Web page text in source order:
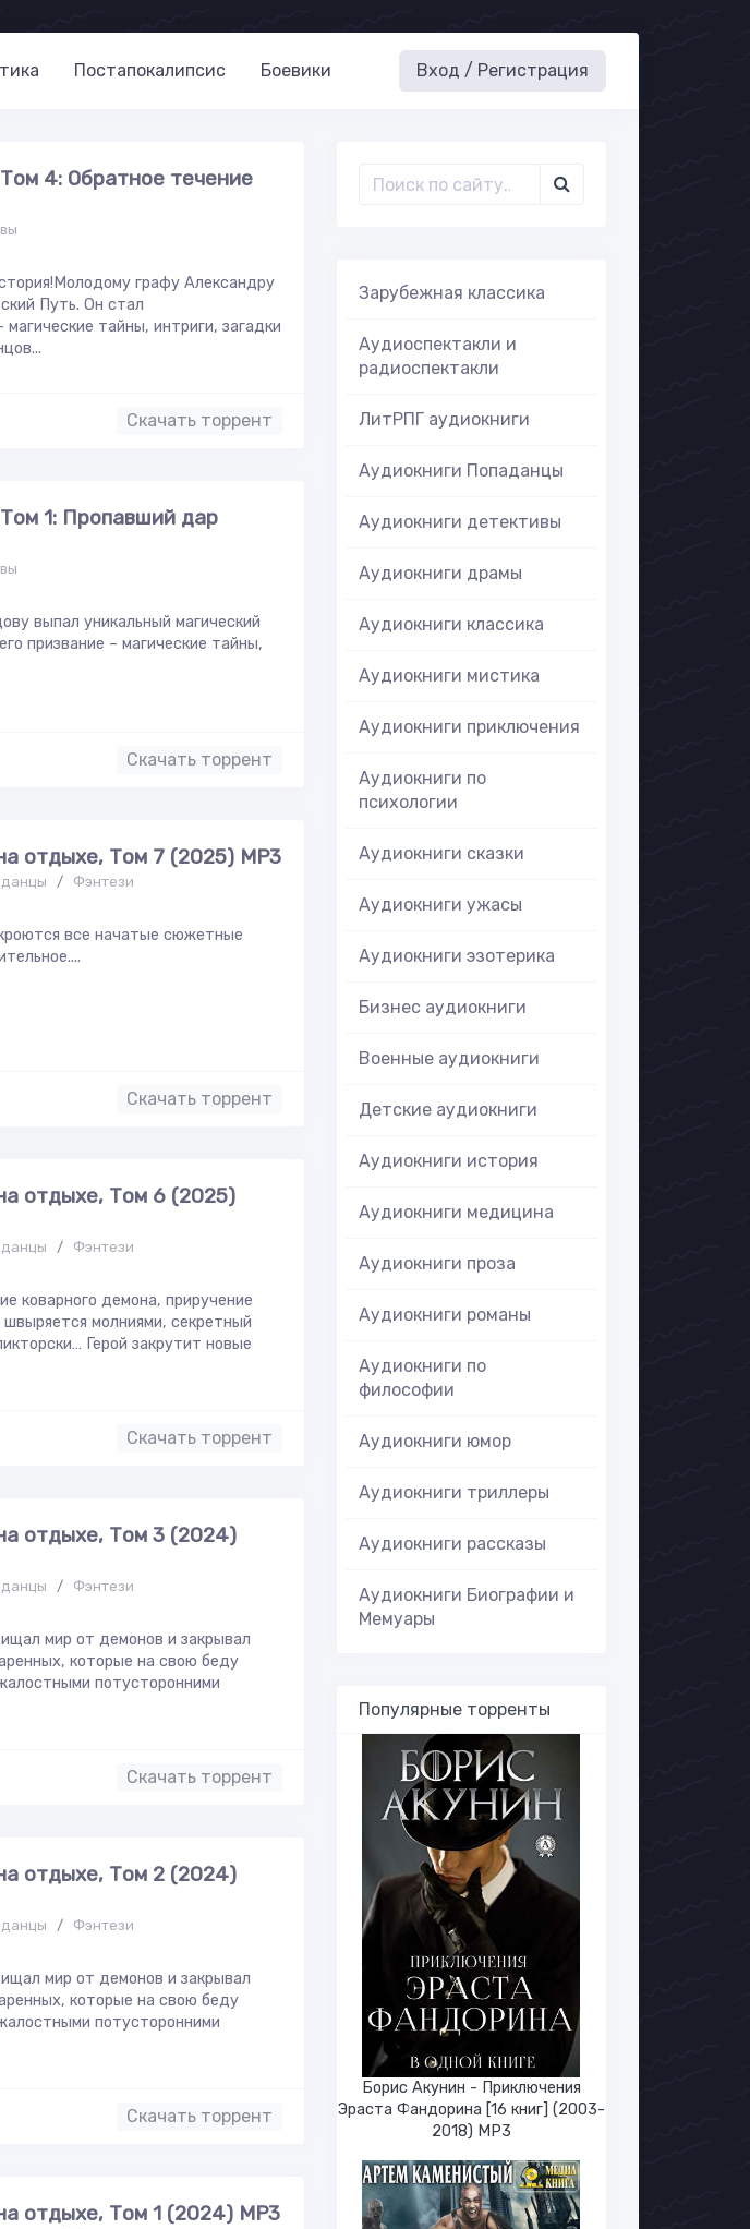
Постапокалипсис Боевики Вход / Регистрация
4: Обратное течение
графу Александру
Путь. Он стал
тайны, интриги, загадки
Скачать торрент
1: Пропавший дар
выпал уникальный магический
призвание – магические тайны,
Скачать торрент
отдыхе, Том 7 (2025) МР3
/ Фэнтези
все начатые сюжетные
Скачать торрент
отдыхе, Том 6 (2025)
/ Фэнтези
коварного демона, приручение
молниями, секретный
Герой закрутит новые
Скачать торрент
отдыхе, Том 3 (2024)
/ Фэнтези
мир от демонов и закрывал
которые на свою беду
потусторонними
Скачать торрент
отдыхе, Том 2 (2024)
/ Фэнтези
мир от демонов и закрывал
которые на свою беду
потусторонними
Скачать торрент
отдыхе, Том 1 (2024) МР3
Зарубежная классика
Аудиоспектакли и
радиоспектакли
ЛитРПГ аудиокниги
Аудиокниги Попаданцы
Аудиокниги детективы
Аудиокниги драмы
Аудиокниги классика
Аудиокниги мистика
Аудиокниги приключения
Аудиокниги по
психологии
Аудиокниги сказки
Аудиокниги ужасы
Аудиокниги эзотерика
Бизнес аудиокниги
Военные аудиокниги
Детские аудиокниги
Аудиокниги история
Аудиокниги медицина
Аудиокниги проза
Аудиокниги романы
Аудиокниги по
философии
Аудиокниги юмор
Аудиокниги триллеры
Аудиокниги рассказы
Аудиокниги Биографии и
Мемуары
Популярные торренты
Борис Акунин - Приключения
Эраста Фандорина [16 книг] (2003-
2018) МР3